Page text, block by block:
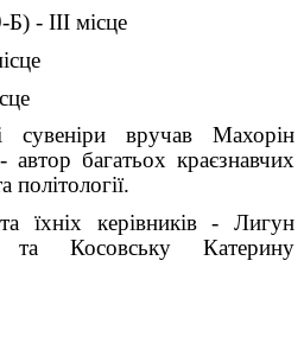
- ІІІ місце
сувеніри вручав Махорін
автор багатьох краєзнавчих
політології.
їхніх керівників - Лигун
та Косовську Катерину